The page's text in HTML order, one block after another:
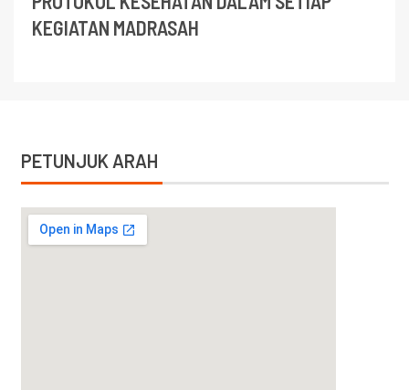
KEGIATAN MADRASAH
PETUNJUK ARAH